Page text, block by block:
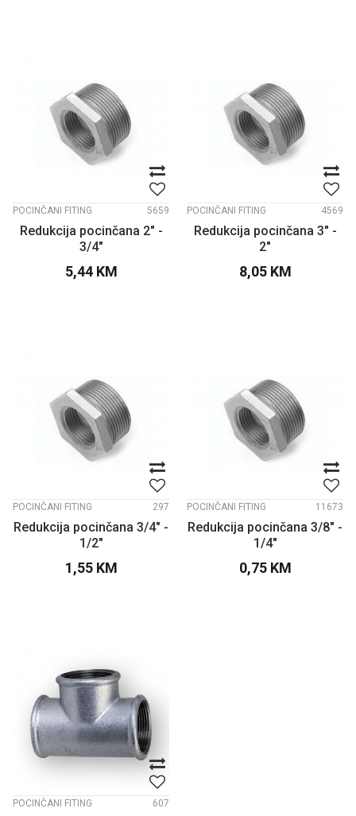
POCINČANI FITING 5659
Redukcija pocinčana 2" -
3/4"
5,44 KM
POCINČANI FITING 4569
Redukcija pocinčana 3" -
2"
8,05 KM
POCINČANI FITING 297
Redukcija pocinčana 3/4" -
1/2"
1,55 KM
POCINČANI FITING 11673
Redukcija pocinčana 3/8" -
1/4"
0,75 KM
POCINČANI FITING 607